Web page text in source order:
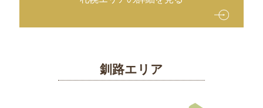
釧路エリア